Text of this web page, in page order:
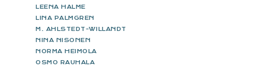
LEENA HALME
LINA PALMGREN
M. AHLSTEDT-WILLANDT
NINA NISONEN
NORMA HEIMOLA
OSMO RAUHALA